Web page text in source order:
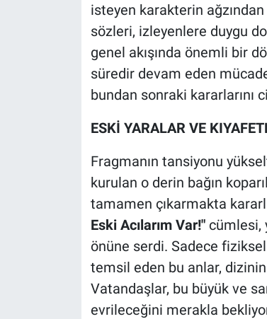
isteyen karakterin
sözleri, izleyenlere duygu
genel akışında önemli bir
süredir devam eden
bundan sonraki kararlarını
ESKİ YARALAR VE
Fragmanın tansiyonu
kurulan o derin bağın
tamamen çıkarmakta
Eski Acılarım Var!"cümlesi,
önüne serdi. Sadece
temsil eden bu anlar, dizinin
Vatandaşlar, bu büyük ve
evrileceğini merakla